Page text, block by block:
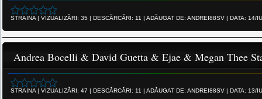
STRAINA| VIZUALIZĂRI: 35 | DESCĂRCĂRI: 11 | ADĂUGAT DE: ANDREI88SV | DATA: 14/
Andrea Bocelli & David Guetta & Ejae & Megan Thee
STRAINA| VIZUALIZĂRI: 47 | DESCĂRCĂRI: 11 | ADĂUGAT DE: ANDREI88SV | DATA: 13/